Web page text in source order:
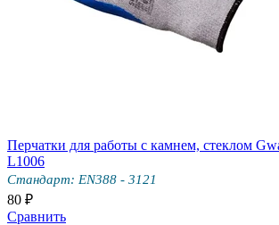
Перчатки для работы с камнем, стеклом
L1006
Стандарт: EN388 - 3121
80 ₽
Сравнить